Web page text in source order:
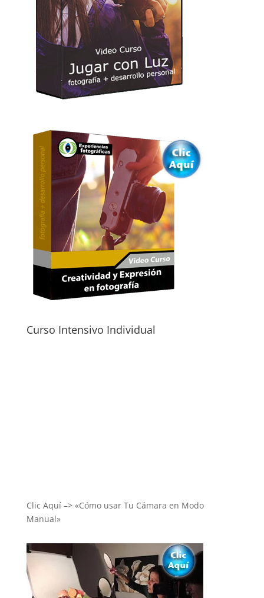
Curso Intensivo Individual
Clic Aquí –> «Cómo usar Tu Cámara en Modo
Manual»